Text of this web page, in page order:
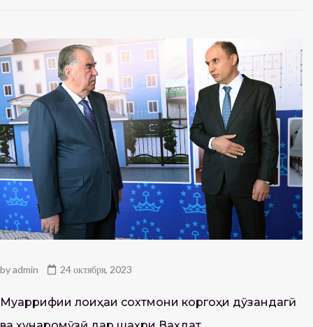
byadmin 24 октября, 2023
Муаррифии лоиҳаи сохтмони коргоҳи дӯзандагӣ